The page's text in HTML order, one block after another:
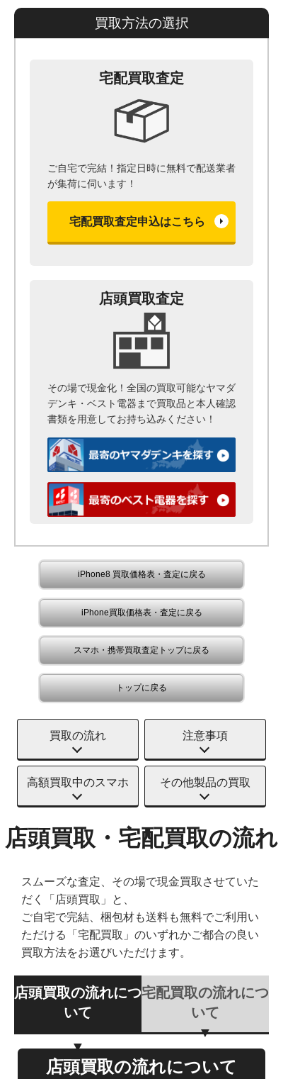
買取方法の選択
宅配買取査定
ご自宅で完結！指定日時に無料で配送業者
が集荷に伺います！
宅配買取査定申込はこちら
店頭買取査定
その場で現金化！全国の買取可能なヤマダ
デンキ・ベスト電器まで買取品と本人確認
書類を用意してお持ち込みください！
iPhone8 買取価格表・査定に戻る
iPhone買取価格表・査定に戻る
スマホ・携帯買取査定トップに戻る
トップに戻る
買取の流れ 注意事項
高額買取中のスマホ その他製品の買取
店頭買取・宅配買取の流れ
スムーズな査定、その場で現金買取させていた
だく「店頭買取」と、
ご自宅で完結、梱包材も送料も無料でご利用い
ただける「宅配買取」のいずれかご都合の良い
買取方法をお選びいただけます。
店頭買取の流れにつ
いて
宅配買取の流れにつ
いて
店頭買取の流れについて